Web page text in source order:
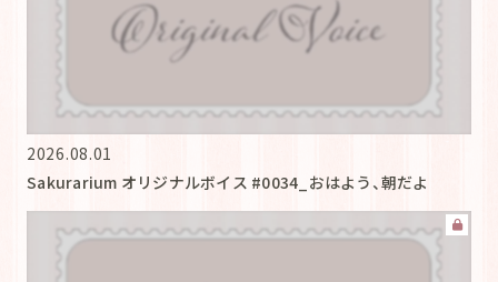
2026.08.01
Sakurarium オリジナルボイス #0034_おはよう、朝だよ